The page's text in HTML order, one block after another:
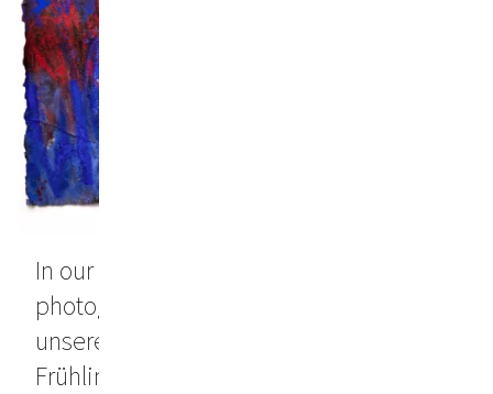
In our pockets, we carry faded
photographs of spring / Wir tragen in
unseren Taschen alte Fotos des
Frühlings